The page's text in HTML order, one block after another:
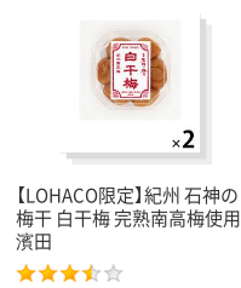
【LOHACO限定】紀州 石神の
梅干 白干梅 完熟南高梅使用
濱田